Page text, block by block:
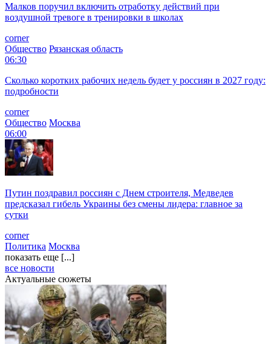
Малков поручил включить отработку действий при
воздушной тревоге в тренировки в школах
corner
Общество Рязанская область
06:30
Сколько коротких рабочих недель будет у россиян в 2027 году:
подробности
corner
Общество Москва
06:00
Путин поздравил россиян с Днем строителя, Медведев
предсказал гибель Украины без смены лидера: главное за
сутки
corner
Политика Москва
показать еще [...]
все новости
Актуальные сюжеты